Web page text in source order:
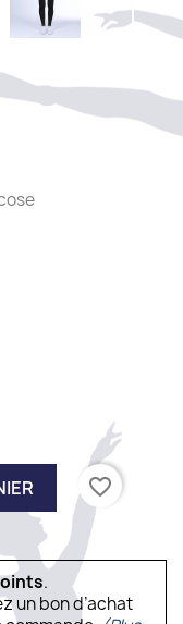
favorite_border
.
un bon d’achat